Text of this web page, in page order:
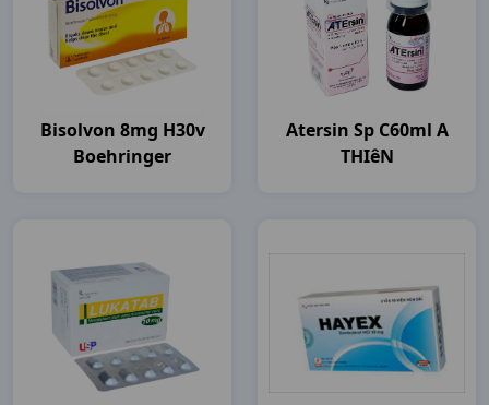
Bisolvon 8mg H30v
Boehringer
Atersin Sp C60ml A
THIêN